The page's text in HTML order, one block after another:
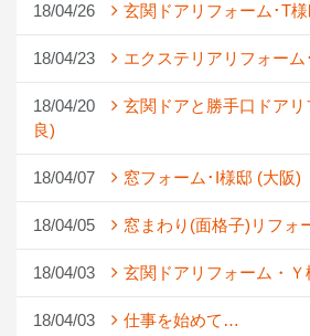
18/04/26 玄関ドアリフォーム･T
18/04/23 エクステリアリフォーム
18/04/20
玄関ドアと勝手口ドア
良)
18/04/07 窓フォーム･I様邸 (大阪)
18/04/05 窓まわり(面格子)リフォ
18/04/03 玄関ドアリフォーム・Ｙ
18/04/03 仕事を始めて…